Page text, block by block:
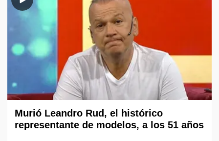
Murió Leandro Rud, el histórico
representante de modelos, a los 51 años